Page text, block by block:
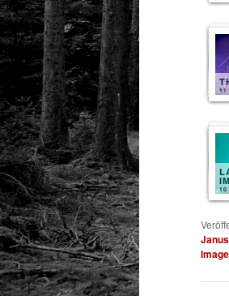
11
10
Janus